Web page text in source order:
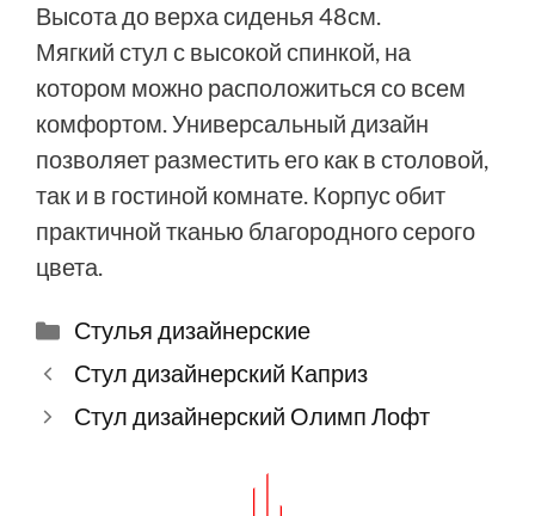
Высота до верха сиденья 48см.
Мягкий стул с высокой спинкой, на
котором можно расположиться со всем
комфортом. Универсальный дизайн
позволяет разместить его как в столовой,
так и в гостиной комнате. Корпус обит
практичной тканью благородного серого
цвета.
Рубрики
Стулья дизайнерские
Стул дизайнерский Каприз
Стул дизайнерский Олимп Лофт